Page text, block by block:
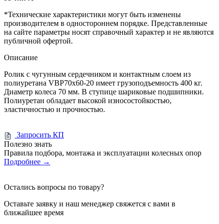
*Технические характеристики могут быть изменены
производителем в одностороннем порядке. Представленные
на сайте параметры носят справочный характер и не являются
публичной офертой.
Описание
Ролик с чугунным сердечником и контактным слоем из
полиуретана VBP70x60-20 имеет грузоподъемность 400 кг.
Диаметр колеса 70 мм. В ступице шариковые подшипники.
Полиуретан обладает высокой износостойкостью,
эластичностью и прочностью.
Запросить КП
Полезно знать
Правила подбора, монтажа и эксплуатации колесных опор
Подробнее →
Остались вопросы по товару?
Оставьте заявку и наш менеджер свяжется с вами в
ближайшее время